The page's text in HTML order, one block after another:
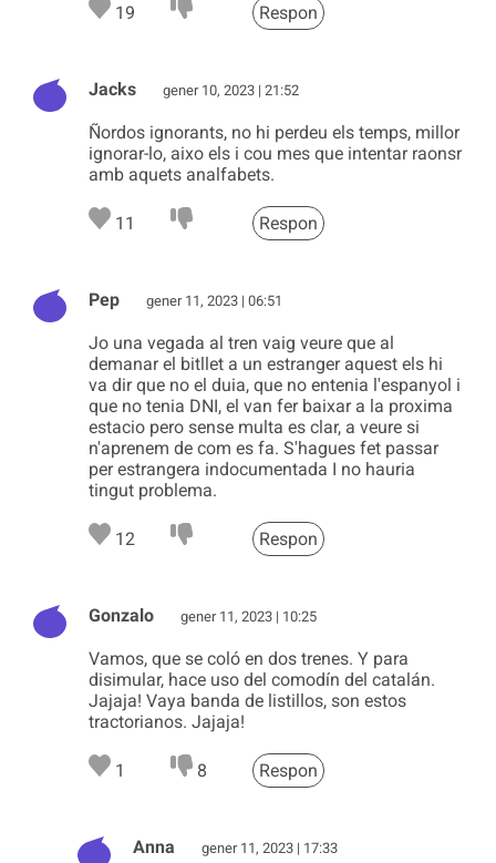
19 Respon
Jacks gener 10, 2023 | 21:52
Ñordos ignorants, no hi perdeu els temps, millor
ignorar-lo, aixo els i cou mes que intentar raonsr
amb aquets analfabets.
11 Respon
Pep gener 11, 2023 | 06:51
Jo una vegada al tren vaig veure que al
demanar el bitllet a un estranger aquest els hi
va dir que no el duia, que no entenia l'espanyol i
que no tenia DNI, el van fer baixar a la proxima
estacio pero sense multa es clar, a veure si
n'aprenem de com es fa. S'hagues fet passar
per estrangera indocumentada I no hauria
tingut problema.
12 Respon
Gonzalo gener 11, 2023 | 10:25
Vamos, que se coló en dos trenes. Y para
disimular, hace uso del comodín del catalán.
Jajaja! Vaya banda de listillos, son estos
tractorianos. Jajaja!
1 8 Respon
Anna gener 11, 2023 | 17:33